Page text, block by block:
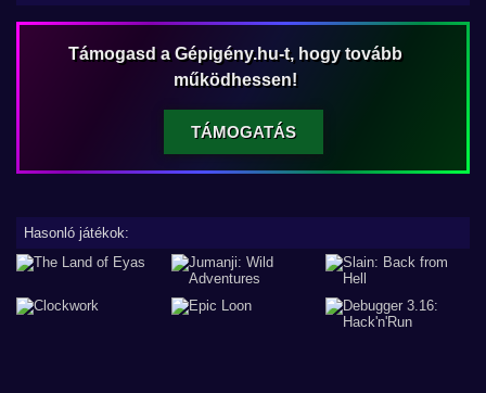
Támogasd a Gépigény.hu-t, hogy tovább
működhessen!
TÁMOGATÁS
Hasonló játékok: